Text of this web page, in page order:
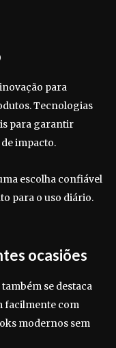
para
Tecnologias
para garantir
impacto.
escolha confiável
para o uso diário.
ocasiões
também se destaca
facilmente com
modernos sem